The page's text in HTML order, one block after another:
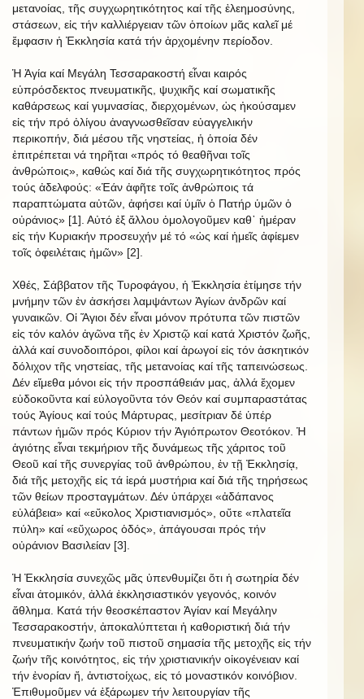
μετανοίας, τῆς συγχωρητικότητος καί τῆς ἐλεημοσύνης,
στάσεων, εἰς τήν καλλιέργειαν τῶν ὁποίων μᾶς καλεῖ μέ
ἔμφασιν ἡ Ἐκκλησία κατά τήν ἀρχομένην περίοδον.
Ἡ Ἁγία καί Μεγάλη Τεσσαρακοστή εἶναι καιρός
εὐπρόσδεκτος πνευματικῆς, ψυχικῆς καί σωματικῆς
καθάρσεως καί γυμνασίας, διερχομένων, ὡς ἠκούσαμεν
εἰς τήν πρό ὀλίγου ἀναγνωσθεῖσαν εὐαγγελικήν
περικοπήν, διά μέσου τῆς νηστείας, ἡ ὁποία δέν
ἐπιτρέπεται νά τηρῆται «πρός τό θεαθῆναι τοῖς
ἀνθρώποις», καθώς καί διά τῆς συγχωρητικότητος πρός
τούς ἀδελφούς: «Ἐάν ἀφῆτε τοῖς ἀνθρώποις τά
παραπτώματα αὐτῶν, ἀφήσει καί ὑμῖν ὁ Πατήρ ὑμῶν ὁ
οὐράνιος» [1]. Αὐτό ἐξ ἄλλου ὁμολογοῦμεν καθ᾿ ἡμέραν
εἰς τήν Κυριακήν προσευχήν μέ τό «ὡς καί ἡμεῖς ἀφίεμεν
τοῖς ὀφειλέταις ἡμῶν» [2].
Χθές, Σάββατον τῆς Τυροφάγου, ἡ Ἐκκλησία ἐτίμησε τήν
μνήμην τῶν ἐν ἀσκήσει λαμψάντων Ἁγίων ἀνδρῶν καί
γυναικῶν. Οἱ Ἅγιοι δέν εἶναι μόνον πρότυπα τῶν πιστῶν
εἰς τόν καλόν ἀγῶνα τῆς ἐν Χριστῷ καί κατά Χριστόν ζωῆς,
ἀλλά καί συνοδοιπόροι, φίλοι καί ἀρωγοί εἰς τόν ἀσκητικόν
δόλιχον τῆς νηστείας, τῆς μετανοίας καί τῆς ταπεινώσεως.
Δέν εἴμεθα μόνοι εἰς τήν προσπάθειάν μας, ἀλλά ἔχομεν
εὐδοκοῦντα καί εὐλογοῦντα τόν Θεόν καί συμπαραστάτας
τούς Ἁγίους καί τούς Μάρτυρας, μεσίτριαν δέ ὑπέρ
πάντων ἡμῶν πρός Κύριον τήν Ἁγιόπρωτον Θεοτόκον. Ἡ
ἁγιότης εἶναι τεκμήριον τῆς δυνάμεως τῆς χάριτος τοῦ
Θεοῦ καί τῆς συνεργίας τοῦ ἀνθρώπου, ἐν τῇ Ἐκκλησίᾳ,
διά τῆς μετοχῆς εἰς τά ἱερά μυστήρια καί διά τῆς τηρήσεως
τῶν θείων προσταγμάτων. Δέν ὑπάρχει «ἀδάπανος
εὐλάβεια» καί «εὔκολος Χριστιανισμός», οὔτε «πλατεῖα
πύλη» καί «εὔχωρος ὁδός», ἀπάγουσαι πρός τήν
οὐράνιον Βασιλείαν [3].
Ἡ Ἐκκλησία συνεχῶς μᾶς ὑπενθυμίζει ὅτι ἡ σωτηρία δέν
εἶναι ἀτομικόν, ἀλλά ἐκκλησιαστικόν γεγονός, κοινόν
ἄθλημα. Κατά τήν θεοσκέπαστον Ἁγίαν καί Μεγάλην
Τεσσαρακοστήν, ἀποκαλύπτεται ἡ καθοριστική διά τήν
πνευματικήν ζωήν τοῦ πιστοῦ σημασία τῆς μετοχῆς εἰς τήν
ζωήν τῆς κοινότητος, εἰς τήν χριστιανικήν οἰκογένειαν καί
τήν ἐνορίαν ἤ, ἀντιστοίχως, εἰς τό μοναστικόν κοινόβιον.
Ἐπιθυμοῦμεν νά ἐξάρωμεν τήν λειτουργίαν τῆς